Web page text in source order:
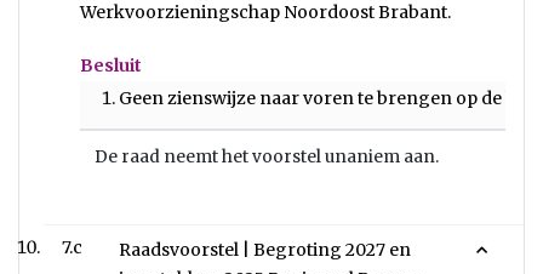
Werkvoorzieningschap Noordoost Brabant.
Besluit
Geen zienswijze naar voren te brengen op de
De raad neemt het voorstel unaniem aan.
7.c
Raadsvoorstel | Begroting 2027 en